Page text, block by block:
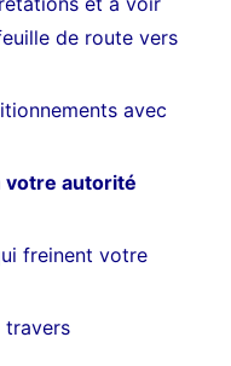
de route vers
avec
votre autorité
freinent votre
travers